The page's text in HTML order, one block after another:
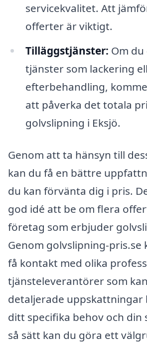
servicekvalitet. Att
offerter är viktigt.
Tilläggstjänster: Om
tjänster som lackering
efterbehandling,
att påverka det totala
golvslipning i Eksjö.
Genom att ta hänsyn till
kan du få en bättre
du kan förvänta dig i pris.
god idé att be om flera
företag som erbjuder
Genom golvslipning-pris.se
få kontakt med olika
tjänsteleverantörer som
detaljerade uppskattningar
ditt specifika behov och din
så sätt kan du göra ett